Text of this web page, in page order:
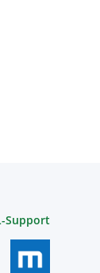
Support